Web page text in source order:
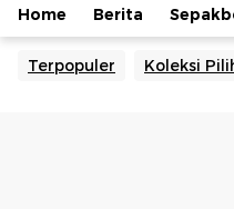
Home Berita
Terpopuler Koleksi